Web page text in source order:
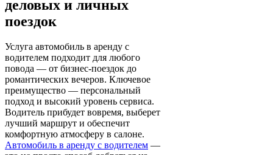
деловых и личных
поездок
Услуга автомобиль в аренду с
водителем подходит для любого
повода — от бизнес-поездок до
романтических вечеров. Ключевое
преимущество — персональный
подход и высокий уровень сервиса.
Водитель прибудет вовремя, выберет
лучший маршрут и обеспечит
комфортную атмосферу в салоне.
Автомобиль в аренду с водителем —